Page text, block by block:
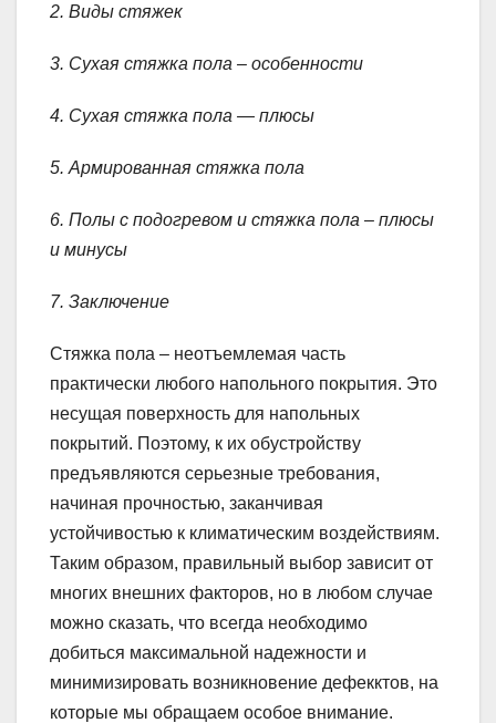
2. Виды стяжек
3. Сухая стяжка пола – особенности
4. Сухая стяжка пола — плюсы
5. Армированная стяжка пола
6. Полы с подогревом и стяжка пола – плюсы
и минусы
7. Заключение
Стяжка пола – неотъемлемая часть
практически любого напольного покрытия. Это
несущая поверхность для напольных
покрытий. Поэтому, к их обустройству
предъявляются серьезные требования,
начиная прочностью, заканчивая
устойчивостью к климатическим воздействиям.
Таким образом, правильный выбор зависит от
многих внешних факторов, но в любом случае
можно сказать, что всегда необходимо
добиться максимальной надежности и
минимизировать возникновение дефекктов, на
которые мы обращаем особое внимание.